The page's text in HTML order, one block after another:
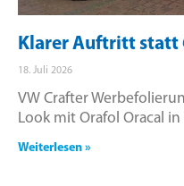
Klarer Auftritt statt
18. Juli 2026
VW Crafter
Look mit Orafol Oracal
Weiterlesen »